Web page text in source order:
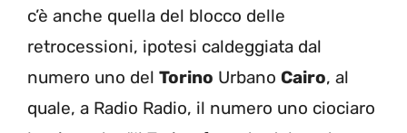
c’è anche quella del blocco delle
retrocessioni, ipotesi caldeggiata dal
numero uno del Torino Urbano Cairo, al
quale, a Radio Radio, il numero uno ciociaro